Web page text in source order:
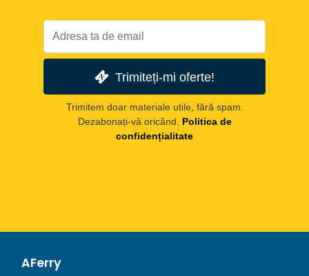
Trimiteți-mi oferte!
Trimitem doar materiale utile, fără spam.
Dezabonați-vă oricând.
Politica de
confidențialitate
AFerry